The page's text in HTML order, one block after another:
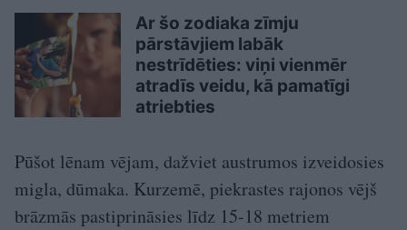
Ar šo zodiaka zīmju
pārstāvjiem labāk
nestrīdēties: viņi vienmēr
atradīs veidu, kā pamatīgi
atriebties
Pūšot lēnam vējam, dažviet austrumos izveidosies
migla, dūmaka. Kurzemē, piekrastes rajonos vējš
brāzmās pastiprināsies līdz 15-18 metriem